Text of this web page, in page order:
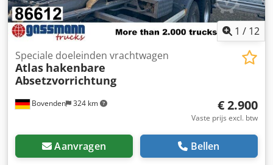
1 / 12
Bovenden 324 km
Speciale doeleinden vrachtwagen
Atlas hakenbare
Absetzvorrichtung
€ 2.900
Vaste prijs excl. btw
Aanvragen Bellen